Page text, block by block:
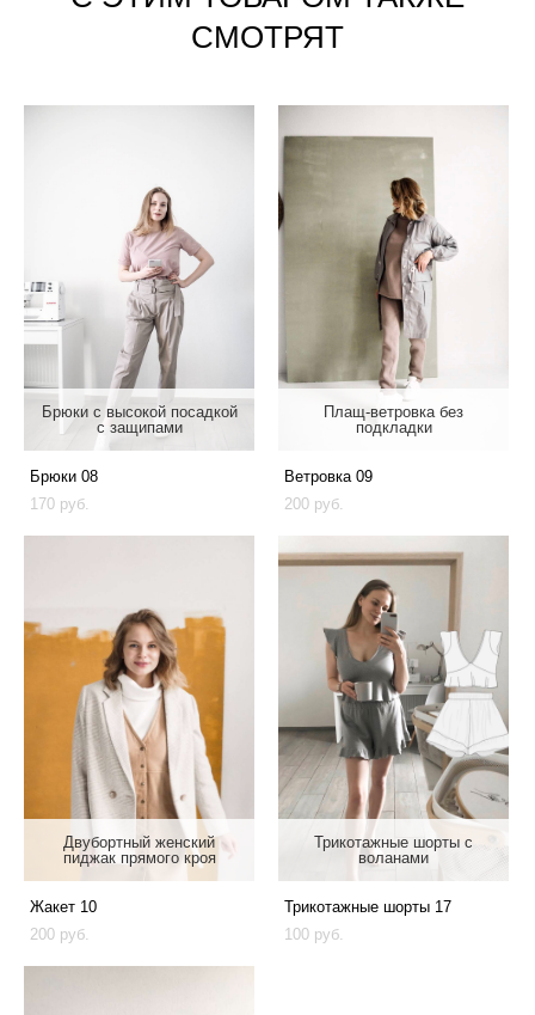
СМОТРЯТ
Брюки с высокой посадкой
с защипами
Брюки 08
170 pуб.
Плащ-ветровка без
подкладки
Ветровка 09
200 pуб.
Двубортный женский
пиджак прямого кроя
Жакет 10
200 pуб.
Трикотажные шорты с
воланами
Трикотажные шорты 17
100 pуб.